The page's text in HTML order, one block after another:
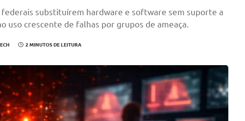
federais substituírem hardware e software sem suporte a
uso crescente de falhas por grupos de ameaça.
2 MINUTOS DE LEITURA